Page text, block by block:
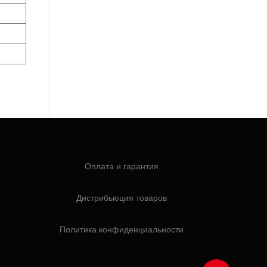
Оплата и гарантия
Дистрибьюция товаров
Политика конфиденциальности